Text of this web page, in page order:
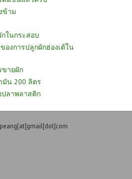
ข้าม
ในกระสอบ
องการปลูกผักฮ่องเต้ใน
ขายผัก
มัน 200 ลิตร
ปลาพลาสติก